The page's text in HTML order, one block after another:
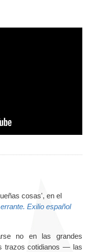
cosas', en el
Exilio español
no en las grandes
trazos cotidianos — las